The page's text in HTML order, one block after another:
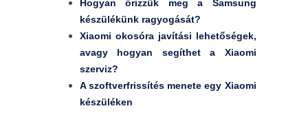
Hogyan őrizzük meg a Samsung
készülékünk ragyogását?
Xiaomi okosóra javítási lehetőségek,
avagy hogyan segíthet a Xiaomi
szerviz?
A szoftverfrissítés menete egy Xiaomi
készüléken